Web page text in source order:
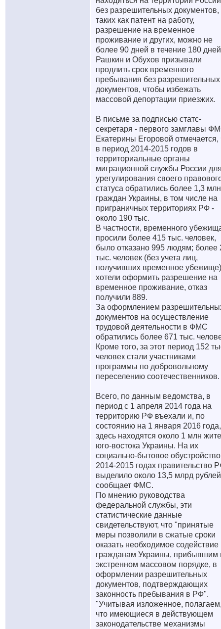
без разрешительных документов,
таких как патент на работу,
разрешение на временное
проживание и других, можно не
более 90 дней в течение 180
Рашкин и Обухов призывали
продлить срок временного
пребывания без разрешительных
документов, чтобы избежать
массовой депортации приезжих.
В письме за подписью статс-
секретаря - первого замглавы
Екатерины Егоровой отмечается,
в период 2014-2015 годов в
территориальные органы
миграционной службы России
урегулирования своего
статуса обратились более 1,3 млн
граждан Украины, в том числе на
приграничных территориях РФ -
около 190 тыс.
В частности, временного
просили более 415 тыс. человек,
было отказано 995 людям; более
тыс. человек (без учета лиц,
получивших временное убежище)
хотели оформить разрешение на
временное проживание, отказ
получили 889.
За оформлением
документов на осуществление
трудовой деятельности в ФМС
обратились более 671 тыс.
Кроме того, за этот период 152
человек стали участниками
программы по добровольному
переселению соотечественников.
Всего, по данным ведомства, в
период с 1 апреля 2014 года на
территорию РФ въехали и, по
состоянию на 1 января 2016 года,
здесь находятся около 1 млн
юго-востока Украины. На их
социально-бытовое
2014-2015 годах правительство
выделило около 13,5 млрд
сообщает ФМС.
По мнению руководства
федеральной службы, эти
статистические данные
свидетельствуют, что "принятые
меры позволили в сжатые сроки
оказать необходимое содействие
гражданам Украины, прибывшим
экстренном массовом порядке, в
оформлении разрешительных
документов, подтверждающих
законность пребывания в РФ".
"Учитывая изложенное,
что имеющиеся в действующем
законодательстве механизмы